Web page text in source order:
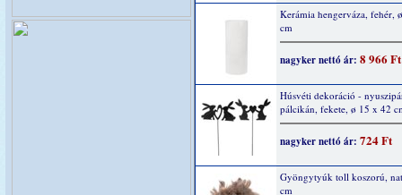
Kerámia hengerváza, fehér,
cm
nagyker nettó ár: 8 966 Ft
Húsvéti dekoráció -
pálcikán, fekete, ø 15 x 42
nagyker nettó ár: 724 Ft
Gyöngytyúk toll koszorú,
cm